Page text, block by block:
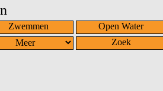
Zwemmen Open Water
Zoek